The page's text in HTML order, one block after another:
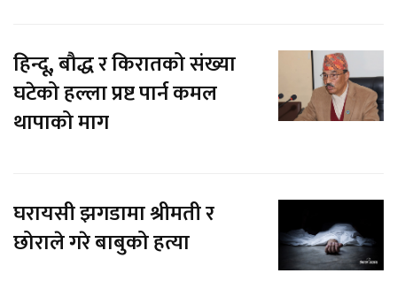
हिन्दू, बौद्ध र किरातको संख्या
घटेको हल्ला प्रष्ट पार्न कमल
थापाको माग
घरायसी झगडामा श्रीमती र
छोराले गरे बाबुको हत्या